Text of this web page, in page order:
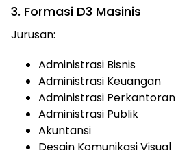
3. Formasi D3 Masinis
Jurusan:
Administrasi Bisnis
Administrasi Keuangan
Administrasi Perkantoran
Administrasi Publik
Akuntansi